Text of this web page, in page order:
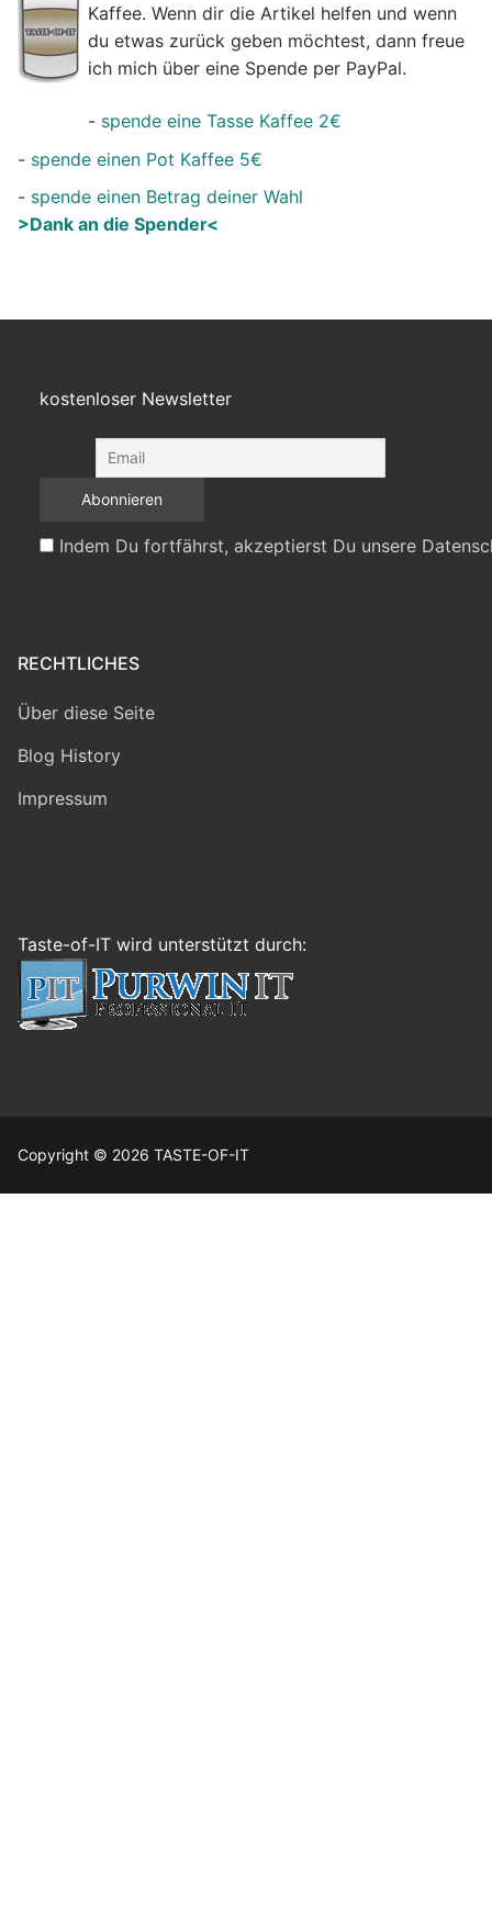
Kaffee. Wenn dir die Artikel helfen und wenn
du etwas zurück geben möchtest, dann freue
ich mich über eine Spende per PayPal.
- spende eine Tasse Kaffee 2€
- spende einen Pot Kaffee 5€
- spende einen Betrag deiner Wahl
>Dank an die Spender<
kostenloser Newsletter
Indem Du fortfährst, akzeptierst Du unsere
RECHTLICHES
Über diese Seite
Blog History
Impressum
Taste-of-IT wird unterstützt durch:
Copyright © 2026 TASTE-OF-IT